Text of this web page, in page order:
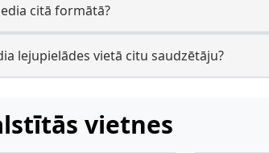
citā formātā?
lejupielādes vietā citu saudzētāju?
vietnes